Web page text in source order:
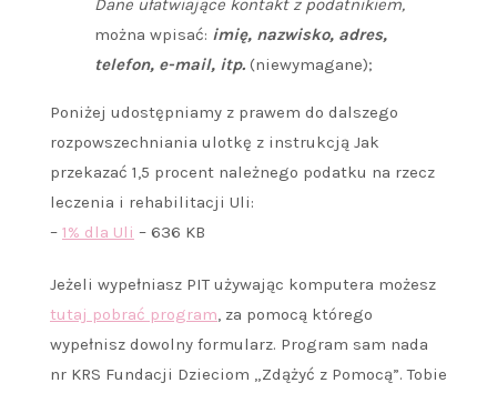
Dane ułatwiające kontakt z podatnikiem,
można wpisać: imię, nazwisko, adres,
telefon, e-mail, itp. (niewymagane);
Poniżej udostępniamy z prawem do dalszego
rozpowszechniania ulotkę z instrukcją Jak
przekazać 1,5 procent należnego podatku na rzecz
leczenia i rehabilitacji Uli:
– 1% dla Uli – 636 KB
Jeżeli wypełniasz PIT używając komputera możesz
tutaj pobrać program, za pomocą którego
wypełnisz dowolny formularz. Program sam nada
nr KRS Fundacji Dzieciom „Zdążyć z Pomocą”. Tobie